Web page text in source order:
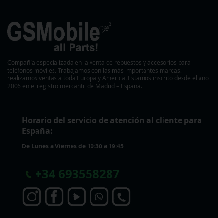
Compañía especializada en la venta de repuestos y accesorios para
teléfonos móviles. Trabajamos con las más importantes marcas,
realizamos ventas a toda Europa y America. Estamos inscrito desde el año
2006 en el registro mercantil de Madrid – España.
Horario del servicio de atención al cliente para
España:
De Lunes a Viernes de 10:30 a 19:45
+34 693558287